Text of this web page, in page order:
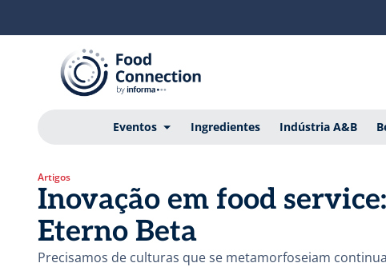
Eventos Ingredientes Indústria A&B
Artigos
Inovação em food
Eterno Beta
Precisamos de culturas que se metamorfoseiam